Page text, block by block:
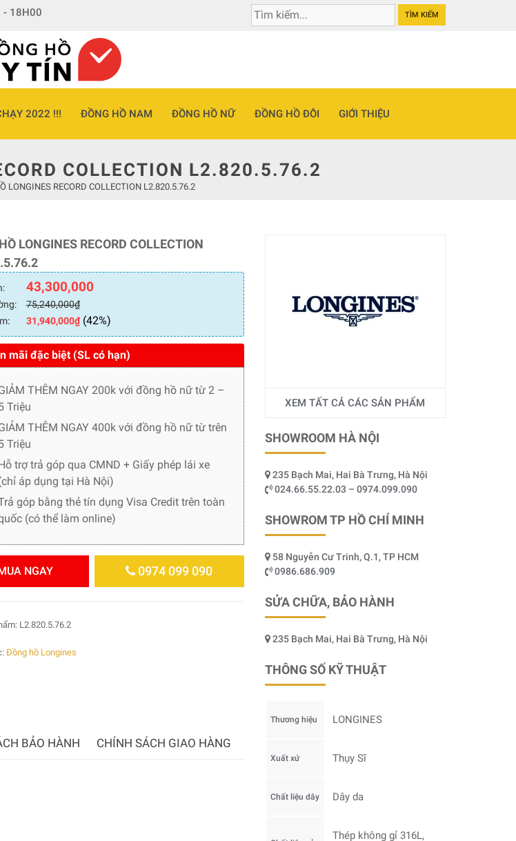
- 18H00 TÌM KIẾM
2022 !!! ĐỒNG HỒ NAM ĐỒNG HỒ NỮ ĐỒNG HỒ ĐÔI GIỚI THIỆU
COLLECTION L2.820.5.76.2
LONGINES RECORD COLLECTION L2.820.5.76.2
LONGINES RECORD COLLECTION
43,300,000
75,240,000₫
31,940,000₫(42%)
mãi đặc biệt (SL có hạn)
THÊM NGAY 200k với đồng hồ nữ từ 2 –
Triệu
THÊM NGAY 400k với đồng hồ nữ từ trên
Triệu
trợ trả góp qua CMND + Giấy phép lái xe
áp dụng tại Hà Nội)
góp bằng thẻ tín dụng Visa Credit trên toàn
(có thể làm online)
NGAY 0974 099 090
L2.820.5.76.2
Đồng hồ Longines
BẢO HÀNH CHÍNH SÁCH GIAO HÀNG
XEM TẤT CẢ CÁC SẢN PHẨM
SHOWROOM HÀ NỘI
235 Bạch Mai, Hai Bà Trưng, Hà Nội
024.66.55.22.03 – 0974.099.090
SHOWROM TP HỒ CHÍ MINH
58 Nguyễn Cư Trinh, Q.1, TP HCM
0986.686.909
SỬA CHỮA, BẢO HÀNH
235 Bạch Mai, Hai Bà Trưng, Hà Nội
THÔNG SỐ KỸ THUẬT
Thương hiệu LONGINES
Xuất xứ Thụy Sĩ
Chất liệu dây Dây da
Thép không gỉ 316L,